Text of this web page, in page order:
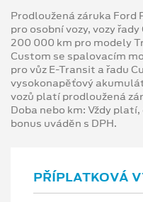
Prodloužená záruka
pro osobní vozy, vozy
200 000 km pro modely
Custom se spalovacím
pro vůz E-Transit a řadu
vysokonapěťový
vozů platí prodloužená
Doba nebo km: Vždy
bonus uváděn s DPH.
PŘÍPLATKOVÁ